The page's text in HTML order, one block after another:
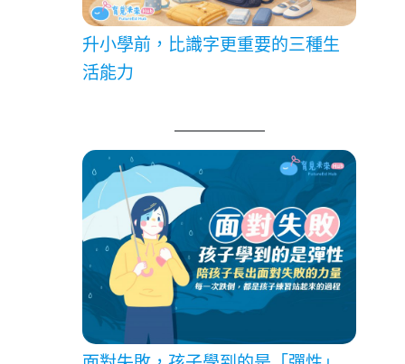
升小學前，比識字更重要的三種生
活能力